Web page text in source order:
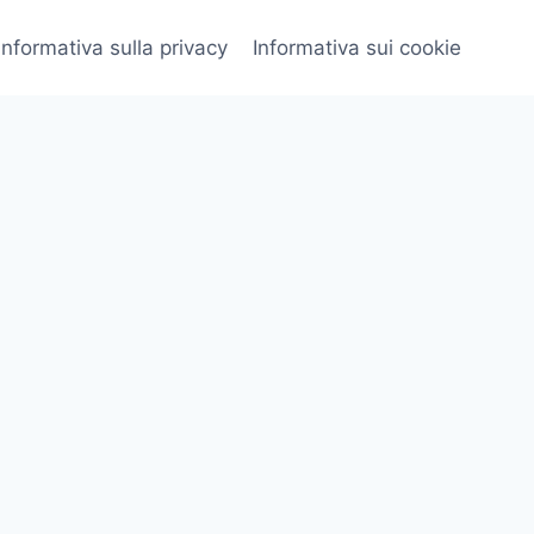
sulla privacy Informativa sui cookie